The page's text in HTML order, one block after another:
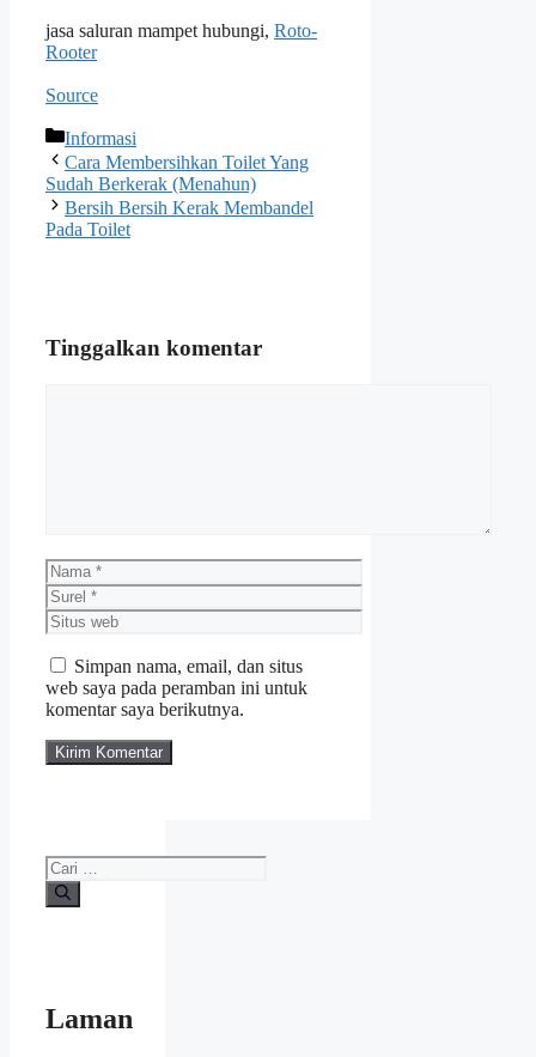
jasa saluran mampet hubungi, Roto-
Rooter
Source
Kategori
Informasi
Cara Membersihkan Toilet Yang
Sudah Berkerak (Menahun)
Bersih Bersih Kerak Membandel
Pada Toilet
Tinggalkan komentar
Nama
Surel
Situs
web
Simpan nama, email, dan situs
web saya pada peramban ini untuk
komentar saya berikutnya.
Cari
untuk:
Laman